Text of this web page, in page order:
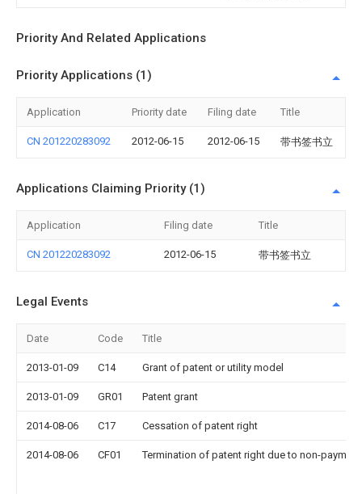
Priority And Related Applications
Priority Applications (1)
Application Priority date Filing date Title
CN 201220283092 2012-06-15 2012-06-15 带书签书立
Applications Claiming Priority (1)
Application Filing date Title
CN 201220283092 2012-06-15 带书签书立
Legal Events
Date Code Title
2013-01-09 C14 Grant of patent or utility model
2013-01-09 GR01 Patent grant
2014-08-06 C17 Cessation of patent right
2014-08-06 CF01 Termination of patent right due to non-